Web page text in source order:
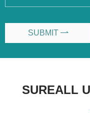
SUBMIT 
SUREALL